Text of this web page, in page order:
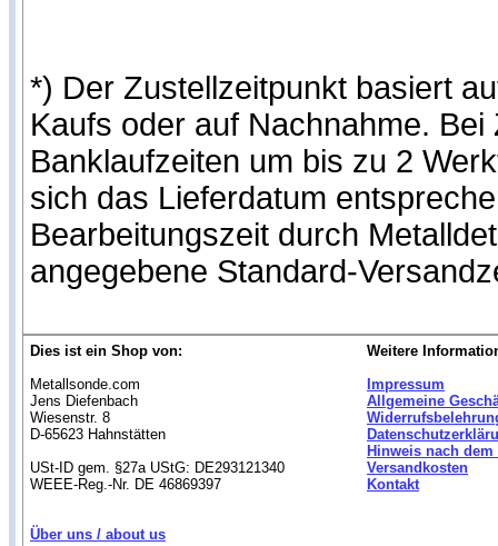
*) Der Zustellzeitpunkt basiert
Kaufs oder auf Nachnahme.
Banklaufzeiten um bis zu 2
sich das Lieferdatum
Bearbeitungszeit durch
angegebene Standard-
Dies ist ein Shop von:
Metallsonde.com
Jens Diefenbach
Wiesenstr. 8
D-65623 Hahnstätten
USt-ID gem. §27a UStG: DE293121340
WEEE-Reg.-Nr. DE 46869397
Über uns / about us
Weitere
Impressum
Allgemeine
Hinweis nach
Versandkosten
Kontakt